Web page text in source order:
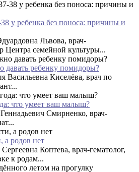
у ребенка без поноса: причины и
Львова, врач-
Центра семейной культуры...
давать ребенку помидоры?
Васильевна Киселёва, врач по
что умеет ваш малыш?
Смирненко, врач-
а родов нет
Коптева, врач-гематолог,
к родам...